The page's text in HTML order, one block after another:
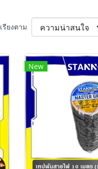
เรียงตาม
New